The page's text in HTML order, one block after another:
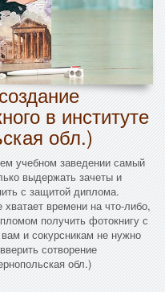
в институте
обл.)
учебном заведении самый
выдержать зачеты и
с защитой диплома.
времени на что-либо,
получить фотокнигу с
и сокурсникам не нужно
сотворение
обл.)